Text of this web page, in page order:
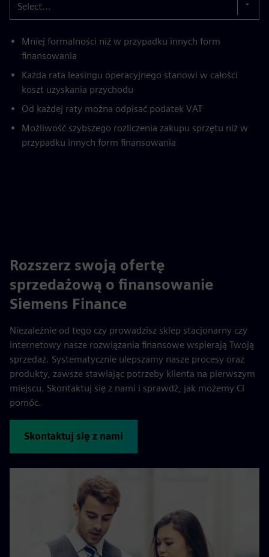
Select...
Mniej formalności niż w przypadku innych form
finansowania
Każda rata leasingu operacyjnego stanowi w całości
koszt uzyskania przychodu
Od każdej raty można odpisać podatek VAT
Możliwość szybszego rozliczenia zakupu sprzętu niż w
przypadku innych form finansowania
Rozszerz swoją ofertę
sprzedażową o finansowanie
Siemens Finance
Niezależnie od tego czy prowadzisz sklep stacjonarny czy
internetowy nasze rozwiązania finansowe wspierają Twoją
sprzedaż. Systematycznie ulepszamy nasze procesy oraz
produkty, zawsze stawiając potrzeby klienta na pierwszym
miejscu. Skontaktuj się z nami i sprawdź, jak możemy Ci
pomóc.
Skontaktuj się z nami